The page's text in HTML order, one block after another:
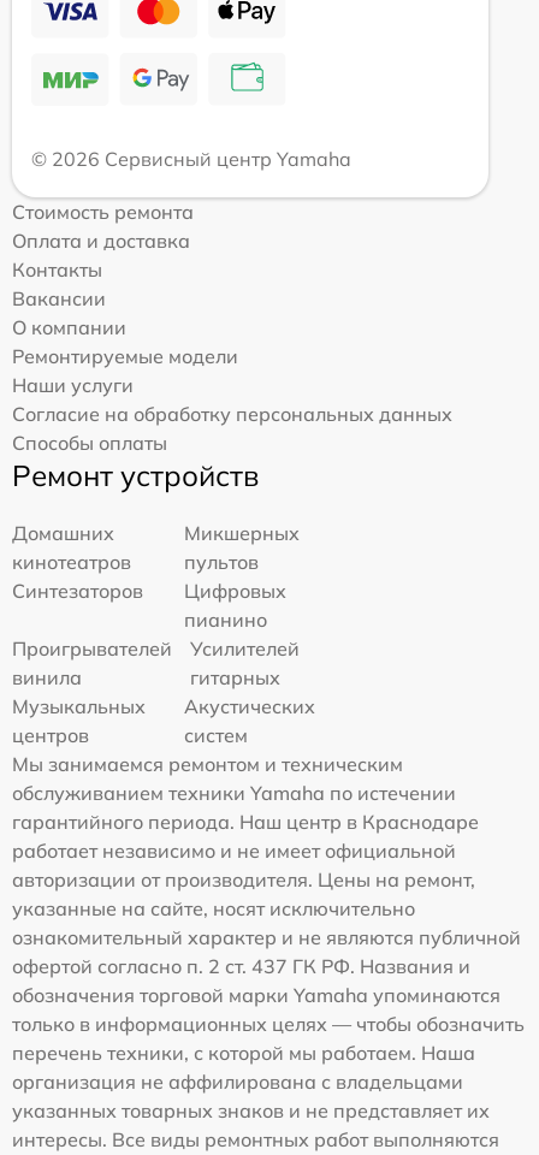
© 2026 Сервисный центр Yamaha
Стоимость ремонта
Оплата и доставка
Контакты
Вакансии
О компании
Ремонтируемые модели
Наши услуги
Согласие на обработку персональных данных
Способы оплаты
Ремонт устройств
Домашних
кинотеатров
Микшерных
пультов
Синтезаторов
Цифровых
пианино
Проигрывателей
винила
Усилителей
гитарных
Музыкальных
центров
Акустических
систем
Мы занимаемся ремонтом и техническим
обслуживанием техники Yamaha по истечении
гарантийного периода. Наш центр в Краснодаре
работает независимо и не имеет официальной
авторизации от производителя. Цены на ремонт,
указанные на сайте, носят исключительно
ознакомительный характер и не являются публичной
офертой согласно п. 2 ст. 437 ГК РФ. Названия и
обозначения торговой марки Yamaha упоминаются
только в информационных целях — чтобы обозначить
перечень техники, с которой мы работаем. Наша
организация не аффилирована с владельцами
указанных товарных знаков и не представляет их
интересы. Все виды ремонтных работ выполняются